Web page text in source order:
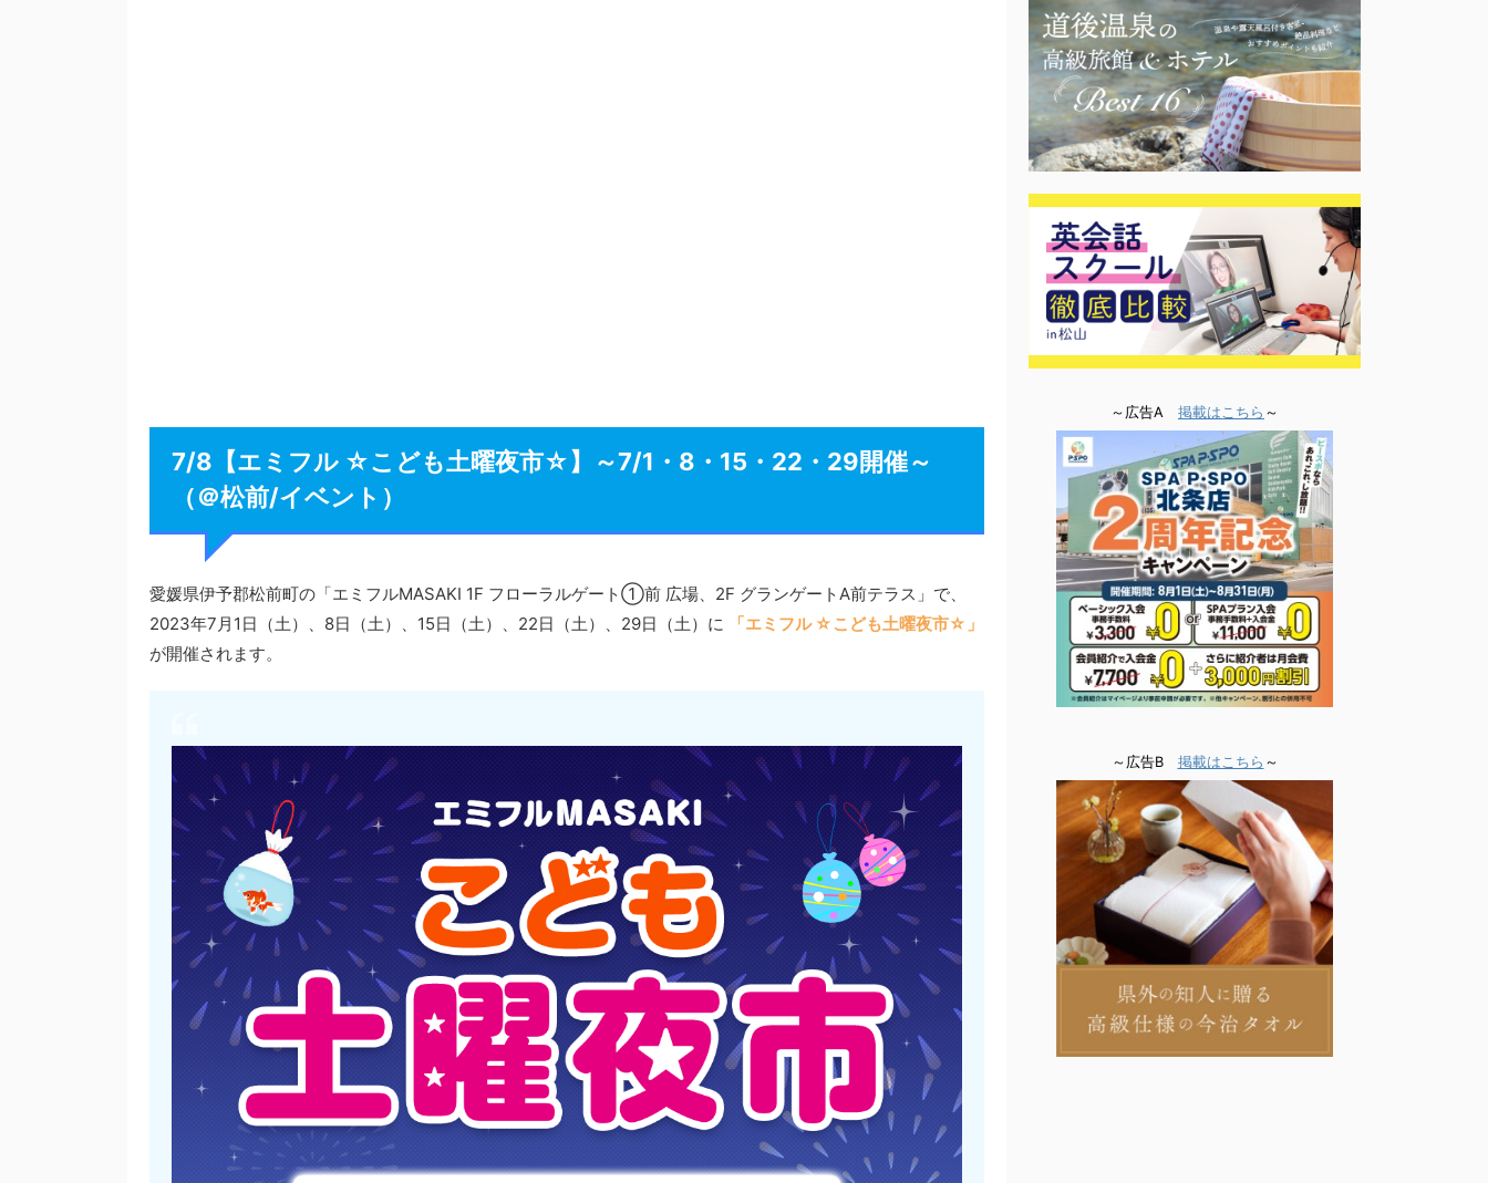
7/8【エミフル ☆こども土曜夜市☆】～7/1・8・15・22・29開催～
（＠松前/イベント）
愛媛県伊予郡松前町の「エミフルMASAKI 1F フローラルゲート①前 広場、2F グランゲートA前テラス」で、
2023年7月1日（土）、8日（土）、15日（土）、22日（土）、29日（土）に
「エミフル ☆こども土曜夜市☆」
が開催されます。
～広告A 掲載はこちら ～
～広告B 掲載はこちら ～